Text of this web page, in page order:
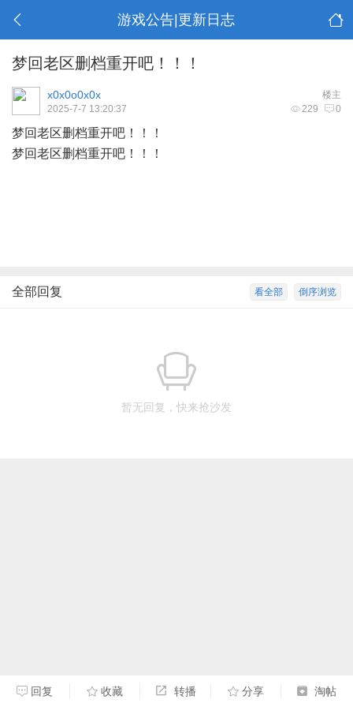
游戏公告|更新日志
梦回老区删档重开吧！！！
楼主
x0x0o0x0x
229 0
2025-7-7 13:20:37
梦回老区删档重开吧！！！
梦回老区删档重开吧！！！
倒序浏览
看全部
全部回复
暂无回复，快来抢沙发
回复 收藏 转播 分享 淘帖